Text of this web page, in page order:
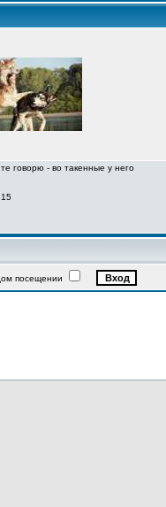
говорю - во такенные у него
посещении